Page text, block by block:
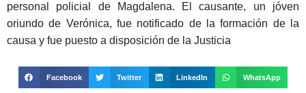
personal policial de Magdalena. El causante, un jóven
oriundo de Verónica, fue notificado de la formación de la
causa y fue puesto a disposición de la Justicia
Facebook Twitter LinkedIn WhatsApp